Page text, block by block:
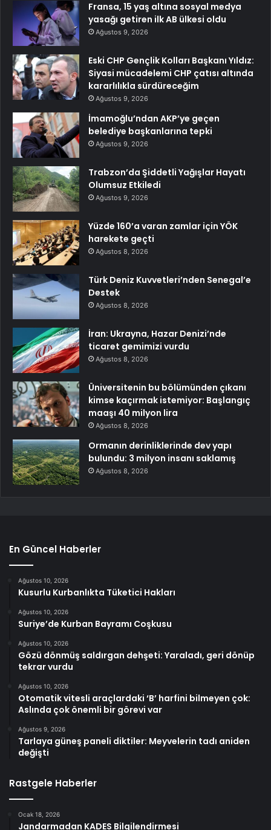
Fransa, 15 yaş altına sosyal medya
yasağı getiren ilk AB ülkesi oldu
Ağustos 9, 2026
Eski CHP Gençlik Kolları Başkanı Yıldız:
Siyasi mücadelemi CHP çatısı altında
kararlılıkla sürdüreceğim
Ağustos 9, 2026
İmamoğlu’ndan AKP’ye geçen
belediye başkanlarına tepki
Ağustos 9, 2026
Trabzon’da Şiddetli Yağışlar Hayatı
Olumsuz Etkiledi
Ağustos 9, 2026
Yüzde 160’a varan zamlar için YÖK
harekete geçti
Ağustos 8, 2026
Türk Deniz Kuvvetleri’nden Senegal’e
Destek
Ağustos 8, 2026
İran: Ukrayna, Hazar Denizi’nde
ticaret gemimizi vurdu
Ağustos 8, 2026
Üniversitenin bu bölümünden çıkanı
kimse kaçırmak istemiyor: Başlangıç
maaşı 40 milyon lira
Ağustos 8, 2026
Ormanın derinliklerinde dev yapı
bulundu: 3 milyon insanı saklamış
Ağustos 8, 2026
En Güncel Haberler
Ağustos 10, 2026
Kusurlu Kurbanlıkta Tüketici Hakları
Ağustos 10, 2026
Suriye’de Kurban Bayramı Coşkusu
Ağustos 10, 2026
Gözü dönmüş saldırgan dehşeti: Yaraladı, geri dönüp
tekrar vurdu
Ağustos 10, 2026
Otomatik vitesli araçlardaki ‘B’ harfini bilmeyen çok:
Aslında çok önemli bir görevi var
Ağustos 9, 2026
Tarlaya güneş paneli diktiler: Meyvelerin tadı aniden
değişti
Rastgele Haberler
Ocak 18, 2026
Jandarmadan KADES Bilgilendirmesi